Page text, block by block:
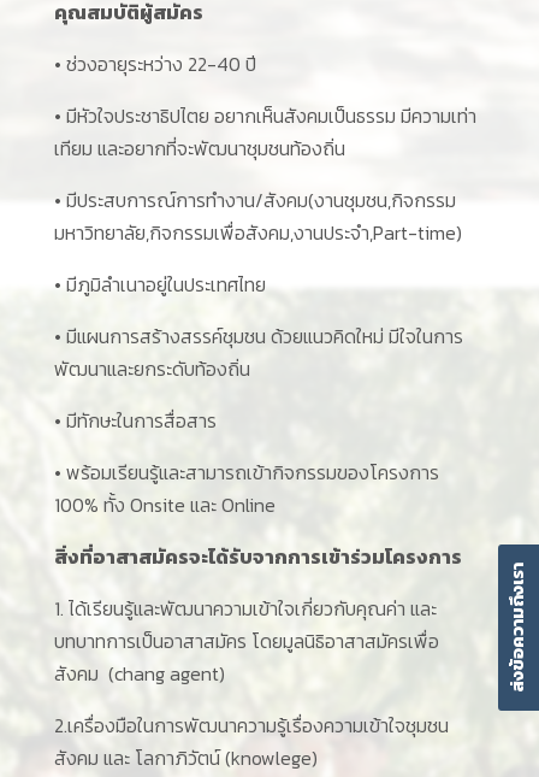
คุณสมบัติผู้สมัคร
• ช่วงอายุระหว่าง 22-40 ปี
• มีหัวใจประชาธิปไตย อยากเห็นสังคมเป็นธรรม มีความเท่า
เทียม และอยากที่จะพัฒนาชุมชนท้องถิ่น
• มีประสบการณ์การทํางาน/สังคม(งานชุมชน,กิจกรรม
มหาวิทยาลัย,กิจกรรมเพื่อสังคม,งานประจำ,Part-time)
• มีภูมิลําเนาอยู่ในประเทศไทย
• มีแผนการสร้างสรรค์ชุมชน ด้วยแนวคิดใหม่ มีใจในการ
พัฒนาและยกระดับท้องถิ่น
• มีทักษะในการสื่อสาร
• พร้อมเรียนรู้และสามารถเข้ากิจกรรมของโครงการ
100% ทั้ง Onsite และ Online
สิ่งที่อาสาสมัครจะได้รับจากการเข้าร่วมโครงการ
1. ได้เรียนรู้และพัฒนาความเข้าใจเกี่ยวกับคุณค่า และ
บทบาทการเป็นอาสาสมัคร โดยมูลนิธิอาสาสมัครเพื่อ
สังคม (chang agent)
2.เครื่องมือในการพัฒนาความรู้เรื่องความเข้าใจชุมชน
สังคม และ โลกาภิวัตน์ (knowlege)
ส่งข้อความถึงเรา